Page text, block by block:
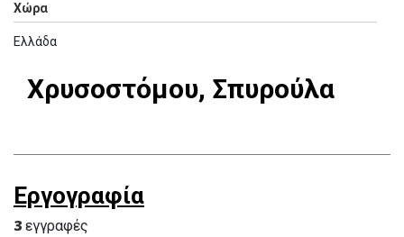
Χώρα
Ελλάδα
Χρυσοστόμου, Σπυρούλα
Εργογραφία
3 εγγραφές